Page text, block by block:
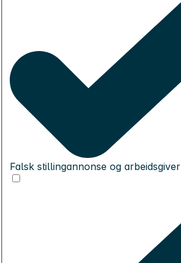
Falsk stillingannonse og arbeidsgiver